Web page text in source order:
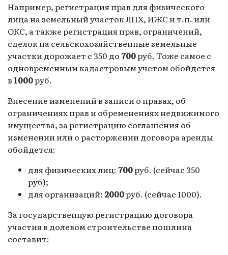
Например, регистрация прав для физического
лица на земельный участок ЛПХ, ИЖС и т.п. или
ОКС, а также регистрация прав, ограничений,
сделок на сельскохозяйственные земельные
участки дорожает с 350 до700руб. Тоже самое с
одновременным кадастровым учетом обойдется
в 1000руб.
Внесение изменений в записи о правах, об
ограничениях прав и обременениях недвижимого
имущества, за регистрацию соглашения об
изменении или о расторжении договора аренды
обойдется:
для физических лиц: 700руб. (сейчас 350
руб);
для организаций: 2000руб. (сейчас 1000).
За государственную регистрацию договора
участия в долевом строительстве пошлина
составит: